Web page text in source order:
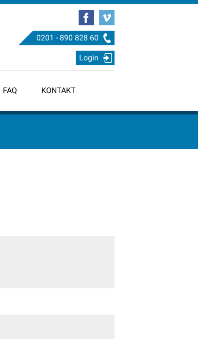
0201 - 890 828 60
Login
FAQ KONTAKT